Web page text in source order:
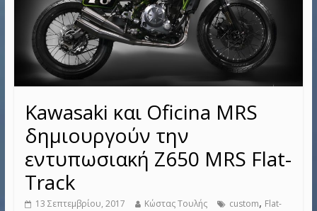
Kawasaki και Oficina MRS
δημιουργούν την
εντυπωσιακή Z650 MRS Flat-
Track
13 Σεπτεμβρίου, 2017 Κώστας Τουλής custom, Flat-